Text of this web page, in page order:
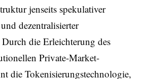
jenseits spekulativer
dezentralisierter
die Erleichterung des
Private-Market-
die Tokenisierungstechnologie,